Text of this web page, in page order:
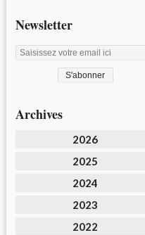
Newsletter
Archives
2026
2025
2024
2023
2022